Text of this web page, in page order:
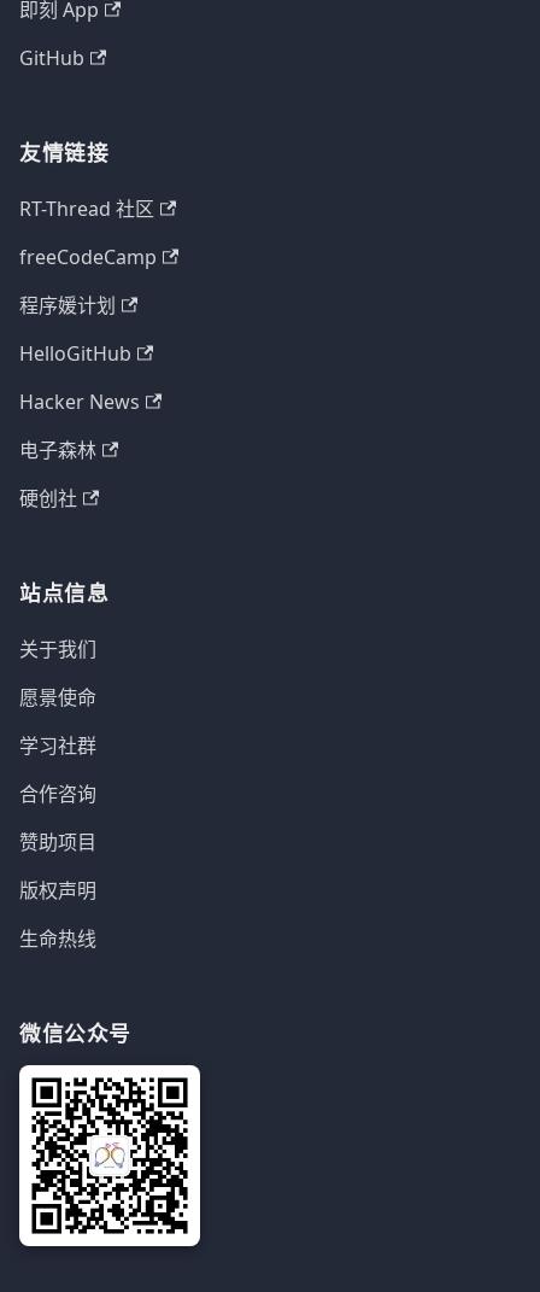
即刻 App
GitHub
友情链接
RT-Thread 社区
freeCodeCamp
程序媛计划
HelloGitHub
Hacker News
电子森林
硬创社
站点信息
关于我们
愿景使命
学习社群
合作咨询
赞助项目
版权声明
生命热线
微信公众号